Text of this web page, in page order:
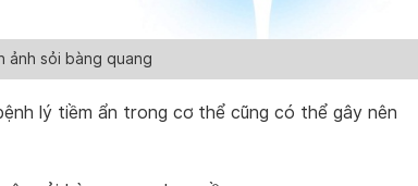
ảnh sỏi bàng quang
lý tiềm ẩn trong cơ thể cũng có thể gây nên